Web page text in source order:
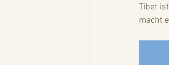
Tibet
macht